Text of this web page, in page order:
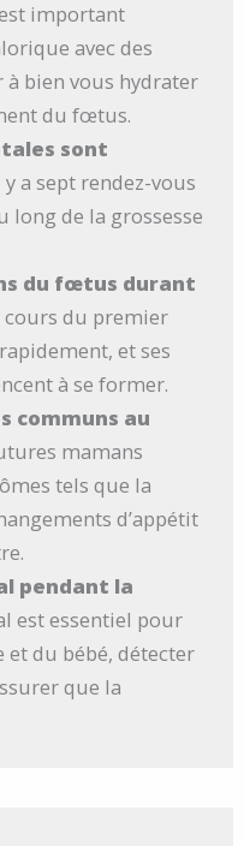
important
avec des
bien vous hydrater
du fœtus.
sont
a sept rendez-vous
de la grossesse
du fœtus durant
cours du premier
et ses
à se former.
communs au
mamans
tels que la
d’appétit
pendant la
est essentiel pour
du bébé, détecter
que la